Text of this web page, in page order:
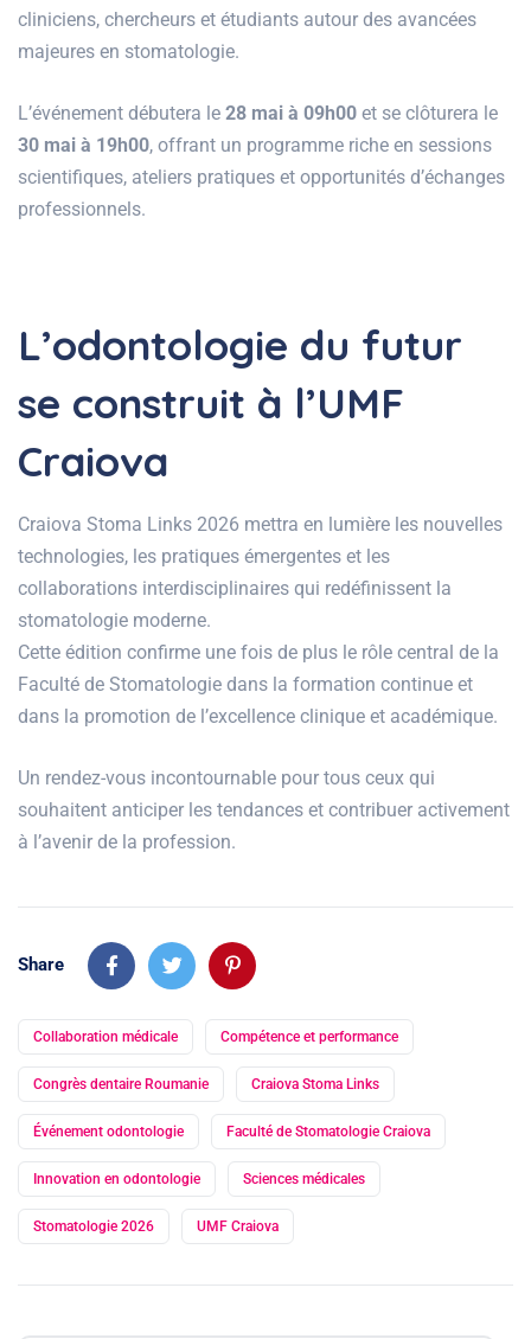
cliniciens, chercheurs et étudiants autour des avancées
majeures en stomatologie.
L’événement débutera le 28 mai à 09h00 et se clôturera le
30 mai à 19h00, offrant un programme riche en sessions
scientifiques, ateliers pratiques et opportunités d’échanges
professionnels.
L’odontologie du futur
se construit à l’UMF
Craiova
Craiova Stoma Links 2026 mettra en lumière les nouvelles
technologies, les pratiques émergentes et les
collaborations interdisciplinaires qui redéfinissent la
stomatologie moderne.
Cette édition confirme une fois de plus le rôle central de la
Faculté de Stomatologie dans la formation continue et
dans la promotion de l’excellence clinique et académique.
Un rendez-vous incontournable pour tous ceux qui
souhaitent anticiper les tendances et contribuer activement
à l’avenir de la profession.
Share
Collaboration médicale Compétence et performance
Congrès dentaire Roumanie Craiova Stoma Links
Événement odontologie Faculté de Stomatologie Craiova
Innovation en odontologie Sciences médicales
Stomatologie 2026 UMF Craiova